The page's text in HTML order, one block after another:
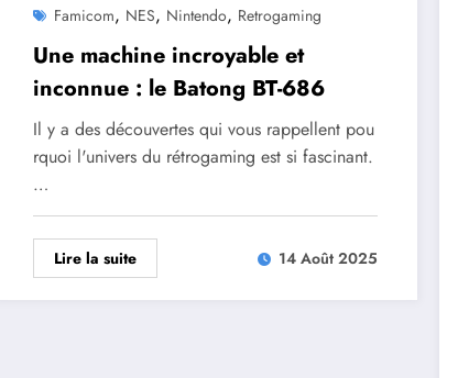
Famicom, NES, Nintendo, Retrogaming
Une machine incroyable et
inconnue : le Batong BT-686
Il y a des découvertes qui vous rappellent pou
rquoi l'univers du rétrogaming est si fascinant.
…
Lire la suite 14 Août 2025